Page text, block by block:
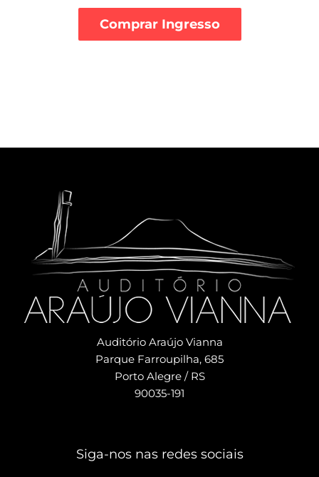
Comprar Ingresso
Auditório Araújo Vianna
Parque Farroupilha, 685
Porto Alegre / RS
90035-191
Siga-nos nas redes sociais​